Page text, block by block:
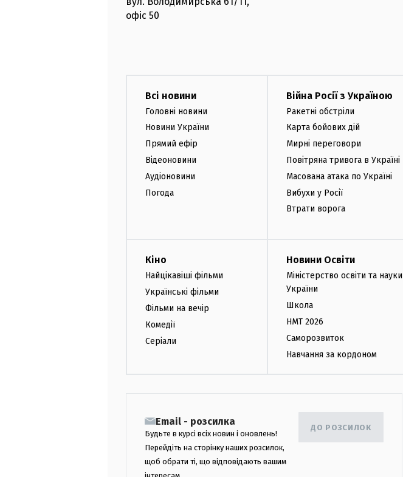
офіс 50
Всі новини
Головні новини
Новини України
Прямий ефір
Відеоновини
Аудіоновини
Погода
Війна Росії з Україною
Ракетні обстріли
Карта бойових дій
Мирні переговори
Повітряна тривога в Україні
Масована атака по Україні
Вибухи у Росії
Втрати ворога
Кіно
Найцікавіші фільми
Українські фільми
Фільми на вечір
Комедії
Серіали
Новини Освіти
Міністерство освіти та науки
України
Школа
НМТ 2026
Саморозвиток
Навчання за кордоном
Email - розсилка
Будьте в курсі всіх новин і оновлень!
Перейдіть на сторінку наших розсилок,
щоб обрати ті, що відповідають вашим
ДО РОЗСИЛОК